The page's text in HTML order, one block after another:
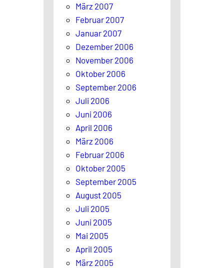
März 2007
Februar 2007
Januar 2007
Dezember 2006
November 2006
Oktober 2006
September 2006
Juli 2006
Juni 2006
April 2006
März 2006
Februar 2006
Oktober 2005
September 2005
August 2005
Juli 2005
Juni 2005
Mai 2005
April 2005
März 2005